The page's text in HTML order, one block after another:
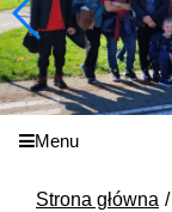
Menu
Strona główna